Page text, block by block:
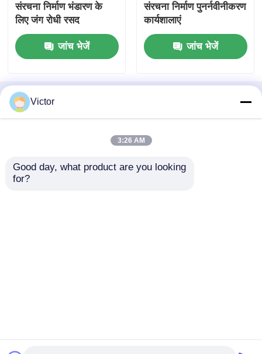
संरचना निर्माण भंडारण के
लिए जंग रोधी रसद
जांच भेजें
संरचना निर्माण पुनर्नवीनीकरण
कार्यशालाएं
जांच भेजें
© 2026 QINGDAO TISIN STEEL STRUCTURE
Victor
3:26 AM
Good day, what product are you looking
for?